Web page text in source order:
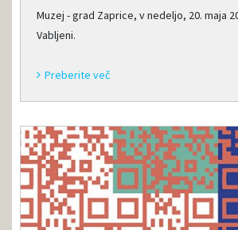
Muzej - grad Zaprice, v nedeljo, 20. maja
Vabljeni.
Preberite več